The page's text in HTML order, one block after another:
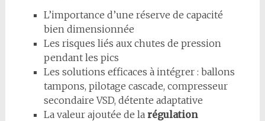
L’importance d’une réserve de capacité
bien dimensionnée
Les risques liés aux chutes de pression
pendant les pics
Les solutions efficaces à intégrer : ballons
tampons, pilotage cascade, compresseur
secondaire VSD, détente adaptative
La valeur ajoutée de la régulation